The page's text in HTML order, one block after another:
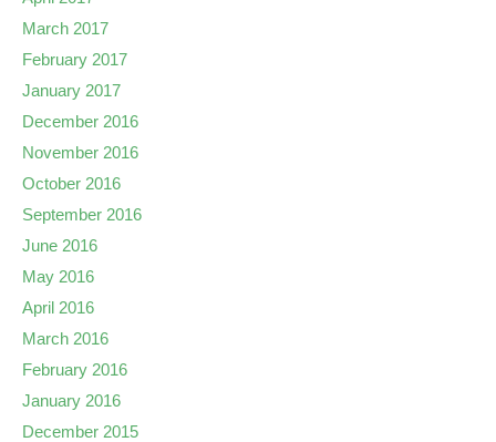
March 2017
February 2017
January 2017
December 2016
November 2016
October 2016
September 2016
June 2016
May 2016
April 2016
March 2016
February 2016
January 2016
December 2015